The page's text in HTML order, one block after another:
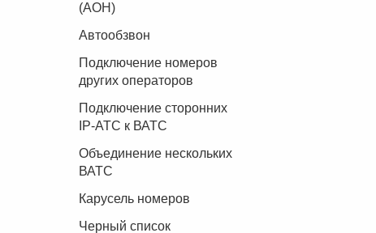
(АОН)
Автообзвон
Подключение номеров
других операторов
Подключение сторонних
IP-АТС к ВАТС
Объединение нескольких
ВАТС
Карусель номеров
Черный список